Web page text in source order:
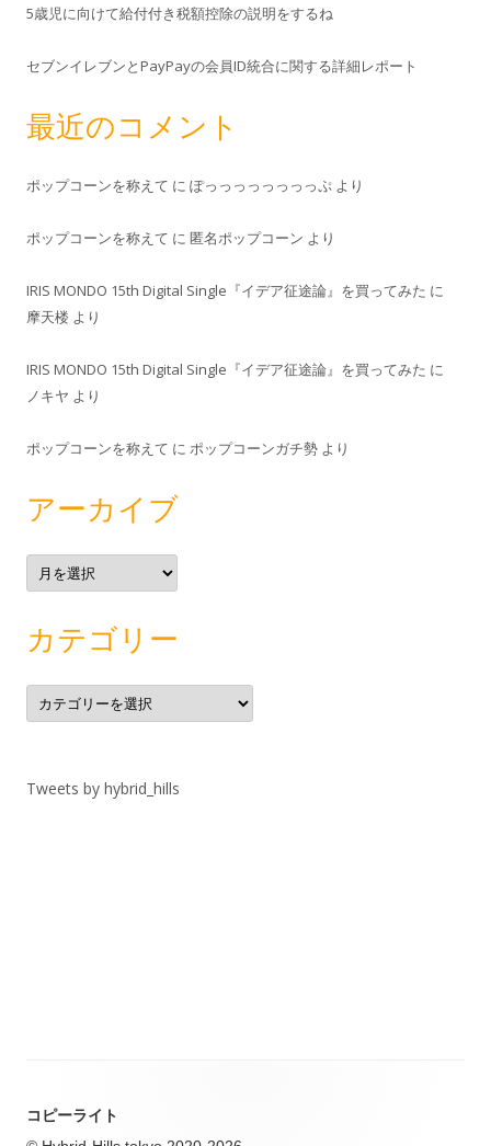
5歳児に向けて給付付き税額控除の説明をするね
セブンイレブンとPayPayの会員ID統合に関する詳細レポート
最近のコメント
ポップコーンを称えて に ぽっっっっっっっっぷ より
ポップコーンを称えて に 匿名ポップコーン より
IRIS MONDO 15th Digital Single『イデア征途論』を買ってみた に
摩天楼 より
IRIS MONDO 15th Digital Single『イデア征途論』を買ってみた に
ノキヤ より
ポップコーンを称えて に ポップコーンガチ勢 より
アーカイブ
ア
ー
カ
カテゴリー
カ
テ
ゴ
Tweets by hybrid_hills
コピーライト